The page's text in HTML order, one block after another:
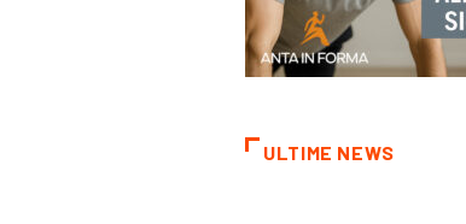
ULTIME NEWS